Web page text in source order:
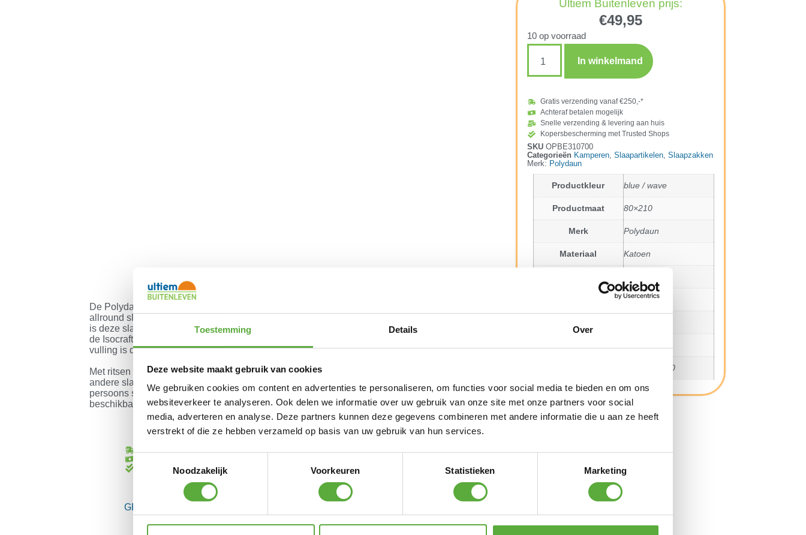
Toestemming Details Over
Deze website maakt gebruik van cookies
We gebruiken cookies om content en advertenties te personaliseren, om functies voor social media te bieden en om ons
websiteverkeer te analyseren. Ook delen we informatie over uw gebruik van onze site met onze partners voor social
media, adverteren en analyse. Deze partners kunnen deze gegevens combineren met andere informatie die u aan ze heeft
verstrekt of die ze hebben verzameld op basis van uw gebruik van hun services.
Toestemmingsselectie
Noodzakelijk
Voorkeuren Statistieken Marketing
De Polydaun Beach house slaapzak Blue Lake in het formaat 80cm x 210cm is een stevige
allround slaapzak. Met een slijtvaste buitenstof van Polycotton en binnenstof van zacht katoen
is deze slaapzak prima geschikt voor de meeste vormen van kamperen. Door het gebruik van
de Isocraft®-kunstvezelvulling is een ideale warmte isolatie tot 8 graden gegarandeerd. De
vulling is door zijn open structuur licht en veerkrachtig. De slaapzak weegt zo'n 1,7kg.
Met ritsen aan beide zijden is er ruimte voor extra ventilatie. Tevens is deze slaapzak met een
andere slaapzak uit deze serie aanritsbaar. Zo kun je deze eenvoudig vergroten tot een 2-
persoons slaapzak. De Polydaun Beach house slaapzak is in verschillende kleuren
beschikbaar.
Ultiem Buitenleven prijs:
€49,95
10 op voorraad
In winkelmand
Gratis verzending vanaf €250,-*
Achteraf betalen mogelijk
Snelle verzending & levering aan huis
Kopersbescherming met Trusted Shops
SKU OPBE310700
Categorieën Kamperen, Slaapartikelen, Slaapzakken
Merk: Polydaun
Productkleur blue / wave
Productmaat 80×210
Merk Polydaun
Materiaal Katoen
210 cm
OPBE310700
Kopersbescherming met Trusted Shops
GERELATEERDE PRODUCTEN